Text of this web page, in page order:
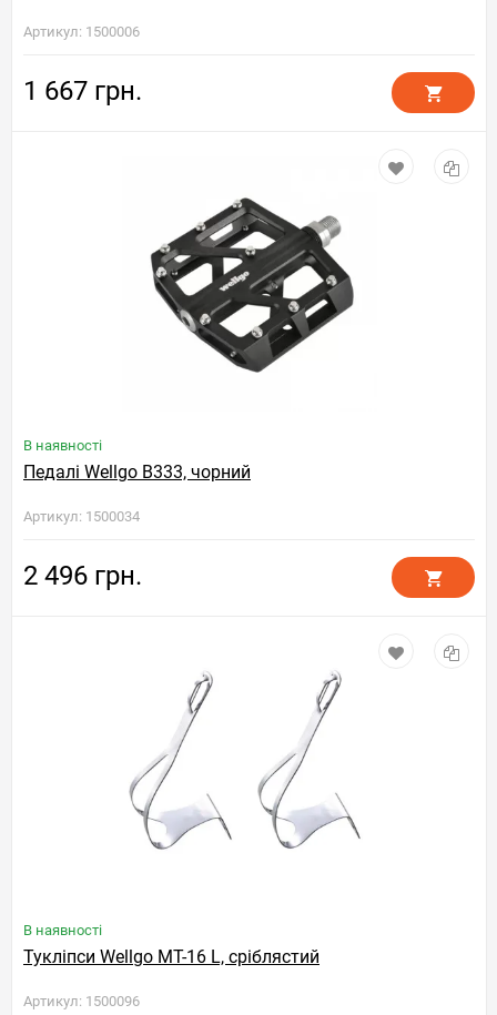
Артикул: 1500006
1 667 грн.
В наявності
Педалі Wellgo B333, чорний
Артикул: 1500034
2 496 грн.
В наявності
Тукліпси Wellgo MT-16 L, сріблястий
Артикул: 1500096